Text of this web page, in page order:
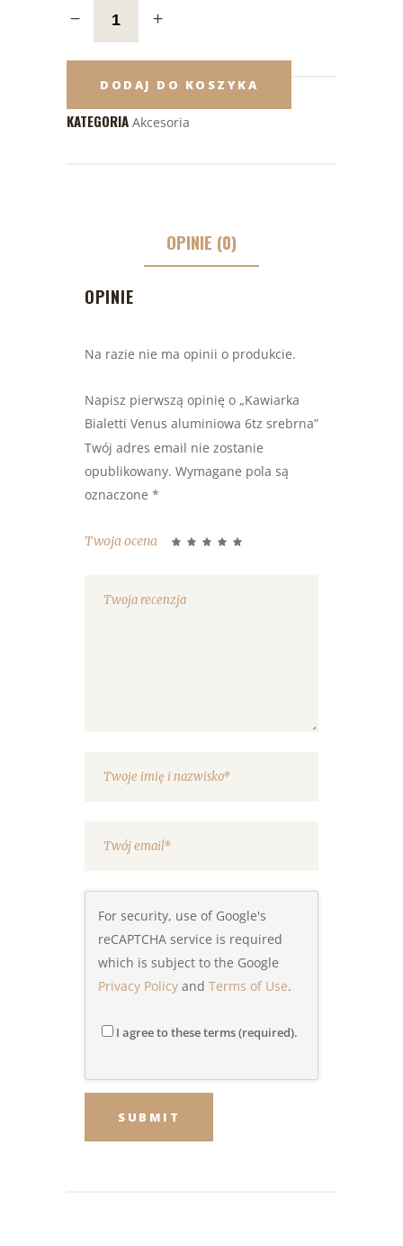
DODAJ DO KOSZYKA
KATEGORIA Akcesoria
OPINIE (0)
OPINIE
Na razie nie ma opinii o produkcie.
Napisz pierwszą opinię o „Kawiarka
Bialetti Venus aluminiowa 6tz srebrna”
Twój adres email nie zostanie
opublikowany. Wymagane pola są
oznaczone *
Twoja ocena
5
For security, use of Google's
reCAPTCHA service is required
which is subject to the Google
Privacy Policy and Terms of Use.
I agree to these terms (required).